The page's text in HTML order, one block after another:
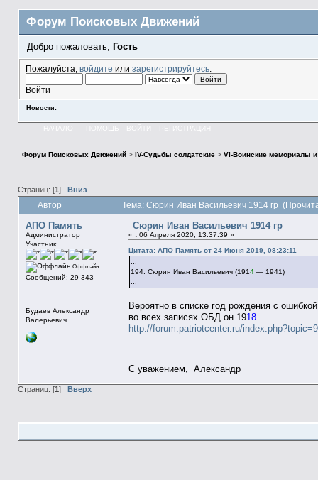
Форум Поисковых Движений
Добро пожаловать, Гость
Пожалуйста, войдите или зарегистрируйтесь.
Войти
Новости:
НАЧАЛО ПОМОЩЬ ВОЙТИ РЕГИСТРАЦИЯ
Форум Поисковых Движений> IV-Судьбы солдатские> VI-Воинские мемориалы и
Страниц: [1 ] Вниз
Автор Тема: Сюрин Иван Васильевич 1914 гр
АПО Память
Администратор
Участник
Оффлайн
Сообщений: 29 343
Будаев Александр
Валерьевич
Сюрин Иван Васильевич 1914 гр
« :06 Апреля 2020, 13:37:39 »
Цитата: АПО Память от 24 Июня 2019, 08:23:11
194. Сюрин Иван Васильевич (1914— 1941)
Вероятно в списке год рождения с
во всех записях ОБД он 1918
http://forum.patriotcenter.ru/
С уважением, Александр
Страниц: [1 ] Вверх